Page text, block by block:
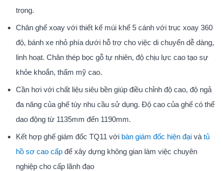
trọng.
Chân ghế xoay với thiết kế múi khế 5 cánh với trục xoay 360
độ, bánh xe nhỏ phía dưới hỗ trợ cho việc di chuyển dễ dàng,
linh hoạt. Chân thép bọc gỗ tự nhiên, độ chịu lực cao tạo sự
khỏe khoắn, thẩm mỹ cao.
Cần hơi với chất liệu siêu bền giúp điều chỉnh độ cao, độ ngả
đa năng của ghế tùy nhu cầu sử dụng. Độ cao của ghế có thể
dao động từ 1135mm đến 1190mm.
Kết hợp ghế giám đốc TQ11 với bàn giám đốc hiện đạivà tủ
hồ sơ cao cấpđể xây dựng không gian làm việc chuyên
nghiệp cho cấp lãnh đạo